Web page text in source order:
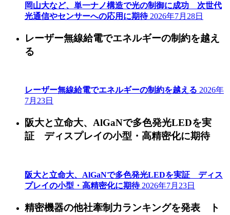
岡山大など、単一ナノ構造で光の制御に成功 次世代
光通信やセンサーへの応用に期待 2026年7月28日
レーザー無線給電でエネルギーの制約を越え
る
レーザー無線給電でエネルギーの制約を越える 2026年
7月23日
阪大と立命大、AlGaNで多色発光LEDを実
証 ディスプレイの小型・高精密化に期待
阪大と立命大、AlGaNで多色発光LEDを実証 ディス
プレイの小型・高精密化に期待 2026年7月23日
精密機器の他社牽制力ランキングを発表 ト